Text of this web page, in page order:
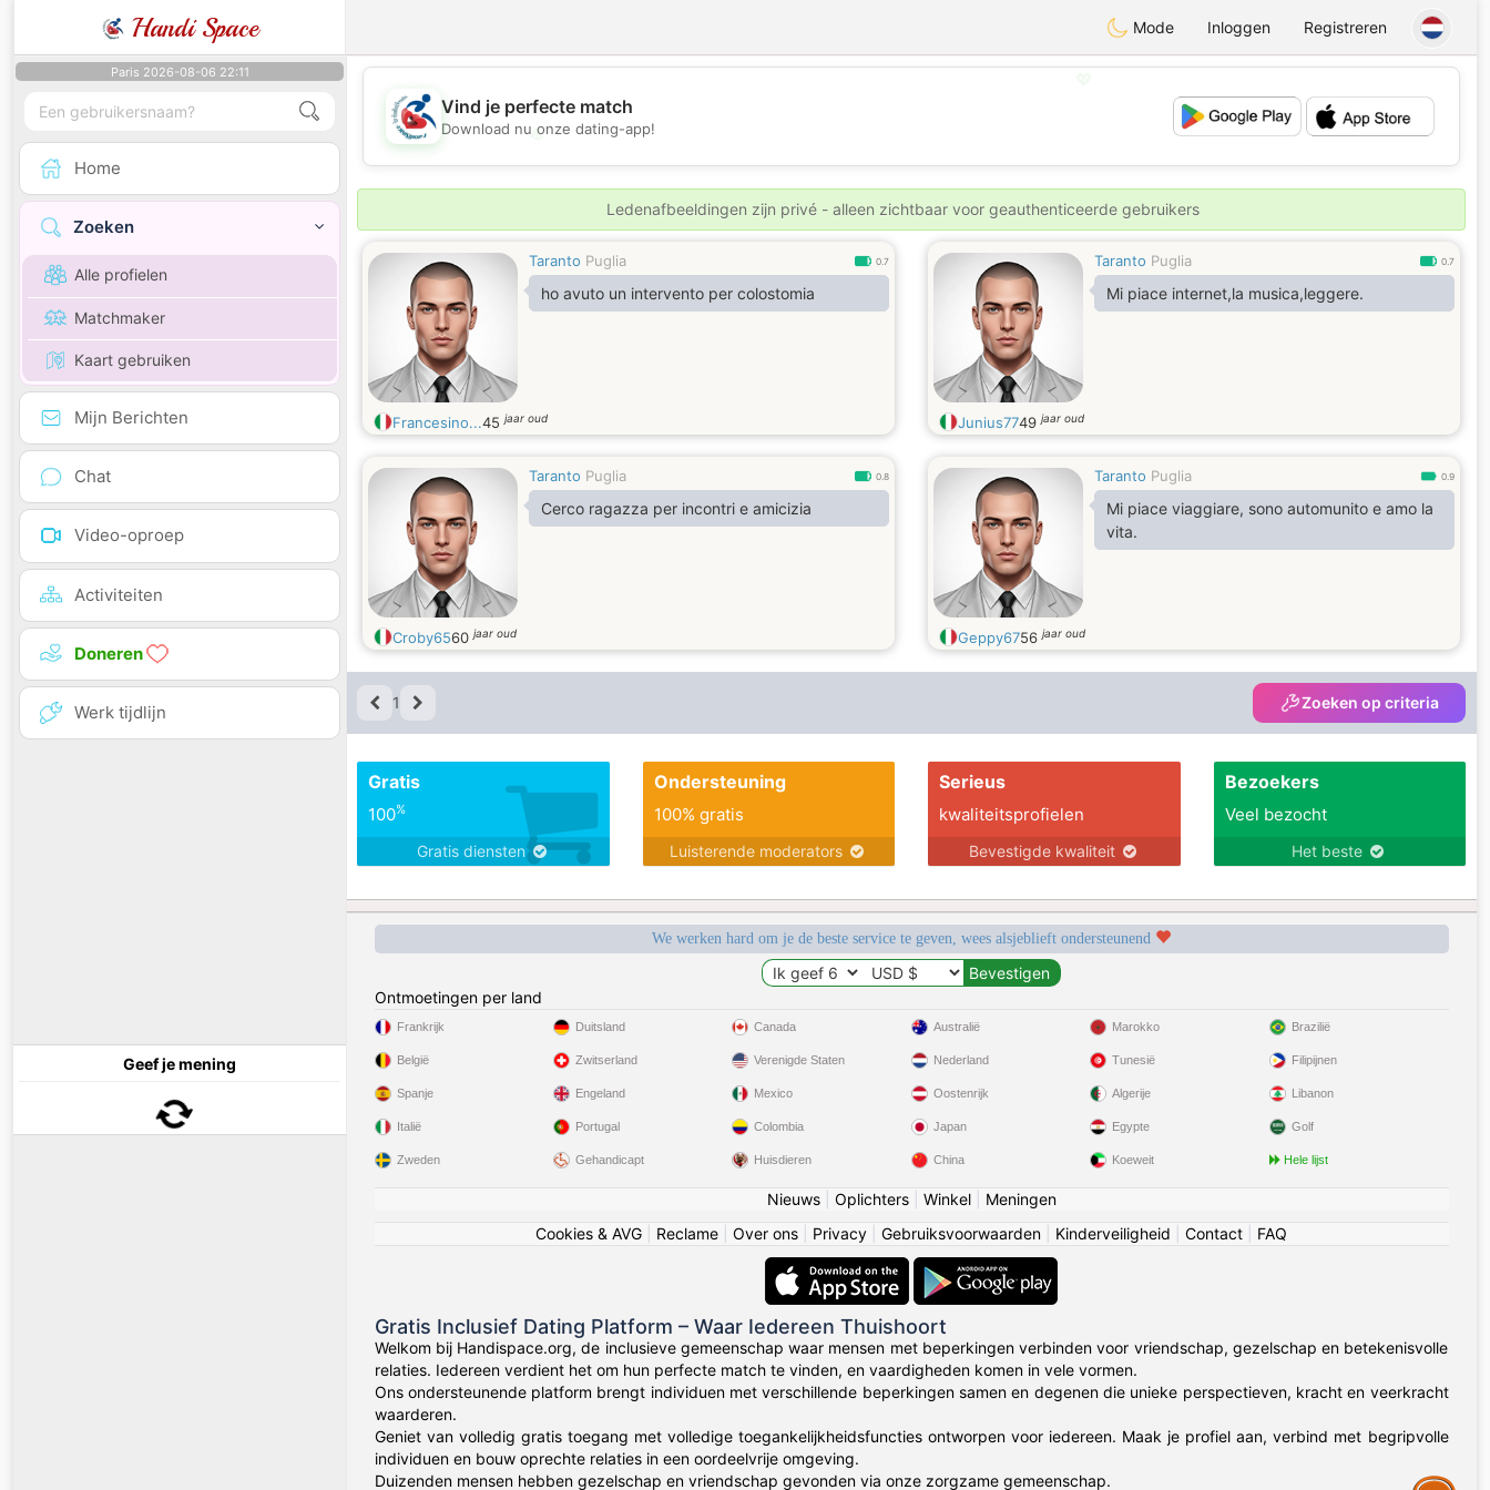
Handi Space Mode Inloggen Registreren
Paris 2026-08-06 22:11
Home
Zoeken
Alle profielen
Matchmaker
Kaart gebruiken
Mijn Berichten
Chat
Video-oproep
Activiteiten
Doneren
Werk tijdlijn
Geef je mening
💖
💕
💕
Vind je perfecte match
Download nu onze dating-app!
Ledenafbeeldingen zijn privé - alleen zichtbaar voor geauthenticeerde gebruikers
Taranto Puglia 0.7
ho avuto un intervento per colostomia
Francesino...45jaar oud
Taranto Puglia 0.7
Mi piace internet,la musica,leggere.
Junius7749jaar oud
Taranto Puglia 0.8
Cerco ragazza per incontri e amicizia
Croby6560jaar oud
Taranto Puglia 0.9
Mi piace viaggiare, sono automunito e amo la
vita.
Geppy6756jaar oud
1 Zoeken op criteria
Gratis
100%
Gratis diensten
Ondersteuning
100% gratis
Luisterende moderators
Serieus
kwaliteitsprofielen
Bevestigde kwaliteit
Bezoekers
Veel bezocht
Het beste
We werken hard om je de beste service te geven, wees alsjeblieft ondersteunend
Ontmoetingen per land
Frankrijk
België
Spanje
Italië
Zweden
Duitsland
Zwitserland
Engeland
Portugal
Gehandicapt
Canada
Verenigde Staten
Mexico
Colombia
Huisdieren
Australië
Nederland
Oostenrijk
Japan
China
Marokko
Tunesië
Algerije
Egypte
Koeweit
Brazilië
Filipijnen
Libanon
Golf
Hele lijst
Nieuws| Oplichters| Winkel| Meningen
Cookies & AVG
Reclame Over ons Privacy Gebruiksvoorwaarden Kinderveiligheid Contact FAQ
Gratis Inclusief Dating Platform – Waar Iedereen Thuishoort
Welkom bij Handispace.org, de inclusieve gemeenschap waar mensen met beperkingen verbinden voor vriendschap, gezelschap en betekenisvolle
relaties. Iedereen verdient het om hun perfecte match te vinden, en vaardigheden komen in vele vormen.
Ons ondersteunende platform brengt individuen met verschillende beperkingen samen en degenen die unieke perspectieven, kracht en veerkracht
waarderen.
Geniet van volledig gratis toegang met volledige toegankelijkheidsfuncties ontworpen voor iedereen. Maak je profiel aan, verbind met begripvolle
individuen en bouw oprechte relaties in een oordeelvrije omgeving.
Duizenden mensen hebben gezelschap en vriendschap gevonden via onze zorgzame gemeenschap.